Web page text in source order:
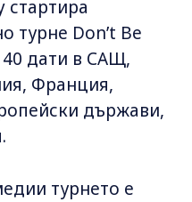
стартира
турне Don’t Be
дати в САЩ,
Франция,
държави,
турнето е